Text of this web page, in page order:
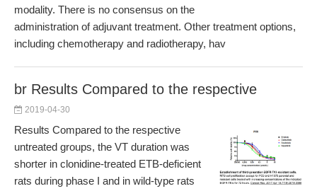
modality. There is no consensus on the
administration of adjuvant treatment. Other treatment options,
including chemotherapy and radiotherapy, hav
br Results Compared to the respective
2019-04-30
Results Compared to the respective
untreated groups, the VT duration was
shorter in clonidine-treated ETB-deficient
rats during phase I and in wild-type rats